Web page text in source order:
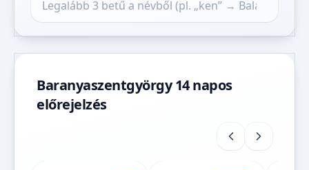
Baranyaszentgyörgy 14 napos
előrejelzés